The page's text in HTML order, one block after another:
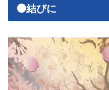
🟠結びに